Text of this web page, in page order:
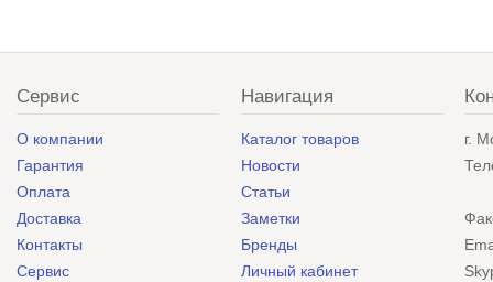
Сервис
О компании
Гарантия
Оплата
Доставка
Контакты
Сервис
Навигация
Каталог товаров
Новости
Статьи
Заметки
Бренды
Личный кабинет
г.